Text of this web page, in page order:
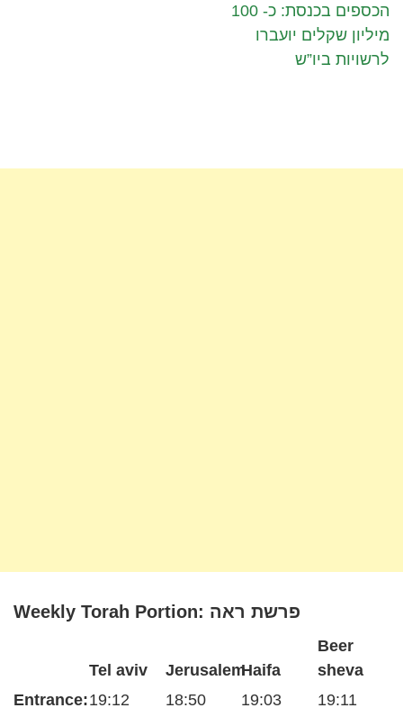
הכספים בכנסת: כ- 100
מיליון שקלים יועברו
לרשויות ביו”ש
Weekly Torah Portion: פרשת ראה
Entrance:
Tel aviv
19:12
Jerusalem
18:50
Haifa
19:03
Beer
sheva
19:11